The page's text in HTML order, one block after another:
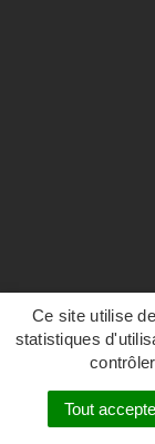
Ce site utilise
statistiques
Tout